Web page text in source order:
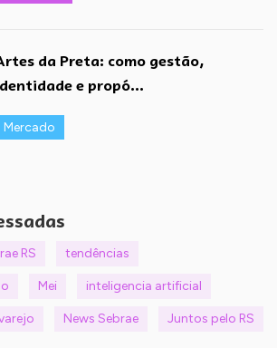
da Preta: como gestão,
e propó...
Mercado
RS tendências
Mei inteligencia artificial
News Sebrae Juntos pelo RS